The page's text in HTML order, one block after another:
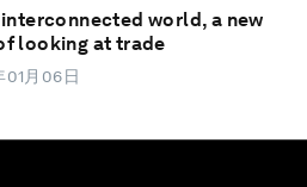
interconnected world, a new
looking at trade
01月06日